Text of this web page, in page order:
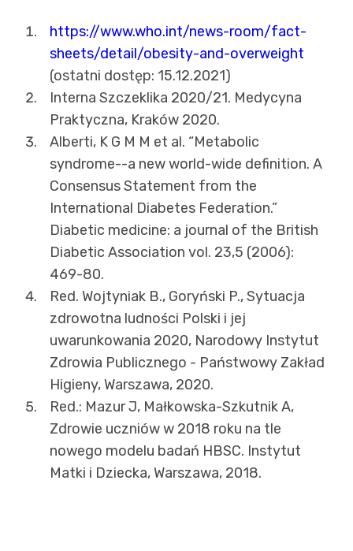
https://www.who.int/news-room/fact-
sheets/detail/obesity-and-overweight
(ostatni dostęp: 15.12.2021)
Interna Szczeklika 2020/21. Medycyna
Praktyczna, Kraków 2020.
Alberti, K G M M et al. “Metabolic
syndrome--a new world-wide definition. A
Consensus Statement from the
International Diabetes Federation.”
Diabetic medicine: a journal of the British
Diabetic Association vol. 23,5 (2006):
469-80.
Red. Wojtyniak B., Goryński P., Sytuacja
zdrowotna ludności Polski i jej
uwarunkowania 2020, Narodowy Instytut
Zdrowia Publicznego - Państwowy Zakład
Higieny, Warszawa, 2020.
Red.: Mazur J, Małkowska-Szkutnik A,
Zdrowie uczniów w 2018 roku na tle
nowego modelu badań HBSC. Instytut
Matki i Dziecka, Warszawa, 2018.